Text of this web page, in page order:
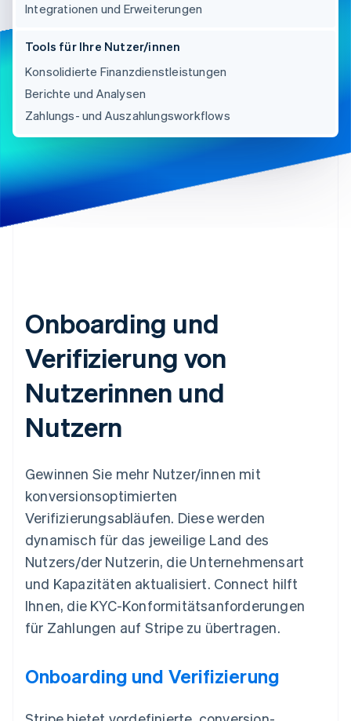
Integrationen und Erweiterungen
Tools für Ihre Nutzer/innen
Konsolidierte Finanzdienstleistungen
Berichte und Analysen
Zahlungs- und Auszahlungsworkflows
Onboarding und
Verifizierung von
Nutzerinnen und
Nutzern
Gewinnen Sie mehr Nutzer/innen mit
konversionsoptimierten
Verifizierungsabläufen. Diese werden
dynamisch für das jeweilige Land des
Nutzers/der Nutzerin, die Unternehmensart
und Kapazitäten aktualisiert. Connect hilft
Ihnen, die KYC-Konformitätsanforderungen
für Zahlungen auf Stripe zu übertragen.
Onboarding und Verifizierung